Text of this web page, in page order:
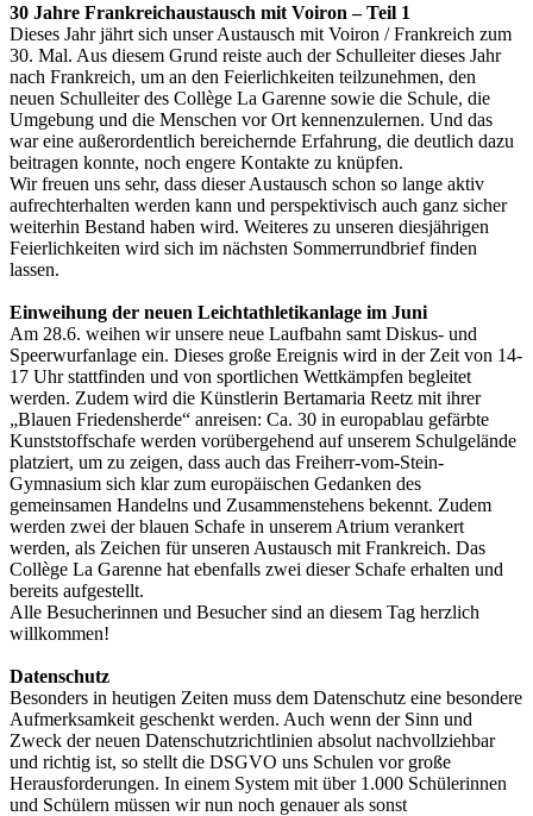
30 Jahre Frankreichaustausch mit Voiron – Teil 1
Dieses Jahr jährt sich unser Austausch mit Voiron / Frankreich zum
30. Mal. Aus diesem Grund reiste auch der Schulleiter dieses Jahr
nach Frankreich, um an den Feierlichkeiten teilzunehmen, den
neuen Schulleiter des Collège La Garenne sowie die Schule, die
Umgebung und die Menschen vor Ort kennenzulernen. Und das
war eine außerordentlich bereichernde Erfahrung, die deutlich dazu
beitragen konnte, noch engere Kontakte zu knüpfen.
Wir freuen uns sehr, dass dieser Austausch schon so lange aktiv
aufrechterhalten werden kann und perspektivisch auch ganz sicher
weiterhin Bestand haben wird. Weiteres zu unseren diesjährigen
Feierlichkeiten wird sich im nächsten Sommerrundbrief finden
lassen.
Einweihung der neuen Leichtathletikanlage im Juni
Am 28.6. weihen wir unsere neue Laufbahn samt Diskus- und
Speerwurfanlage ein. Dieses große Ereignis wird in der Zeit von 14-
17 Uhr stattfinden und von sportlichen Wettkämpfen begleitet
werden. Zudem wird die Künstlerin Bertamaria Reetz mit ihrer
„Blauen Friedensherde“ anreisen: Ca. 30 in europablau gefärbte
Kunststoffschafe werden vorübergehend auf unserem Schulgelände
platziert, um zu zeigen, dass auch das Freiherr-vom-Stein-
Gymnasium sich klar zum europäischen Gedanken des
gemeinsamen Handelns und Zusammenstehens bekennt. Zudem
werden zwei der blauen Schafe in unserem Atrium verankert
werden, als Zeichen für unseren Austausch mit Frankreich. Das
Collège La Garenne hat ebenfalls zwei dieser Schafe erhalten und
bereits aufgestellt.
Alle Besucherinnen und Besucher sind an diesem Tag herzlich
willkommen!
Datenschutz
Besonders in heutigen Zeiten muss dem Datenschutz eine besondere
Aufmerksamkeit geschenkt werden. Auch wenn der Sinn und
Zweck der neuen Datenschutzrichtlinien absolut nachvollziehbar
und richtig ist, so stellt die DSGVO uns Schulen vor große
Herausforderungen. In einem System mit über 1.000 Schülerinnen
und Schülern müssen wir nun noch genauer als sonst